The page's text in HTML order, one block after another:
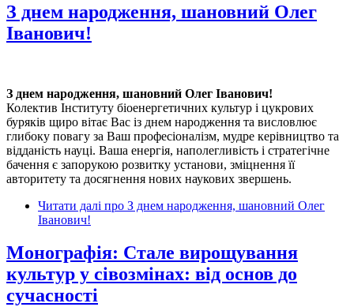
З днем народження, шановний Олег
Іванович!
З днем народження, шановний Олег Іванович!
Колектив Інституту біоенергетичних культур і цукрових
буряків щиро вітає Вас із днем народження та висловлює
глибоку повагу за Ваш професіоналізм, мудре керівництво та
відданість науці. Ваша енергія, наполегливість і стратегічне
бачення є запорукою розвитку установи, зміцнення її
авторитету та досягнення нових наукових звершень.
Читати далі про З днем народження, шановний Олег
Іванович!
Монографія: Стале вирощування
культур у сівозмінах: від основ до
сучасності